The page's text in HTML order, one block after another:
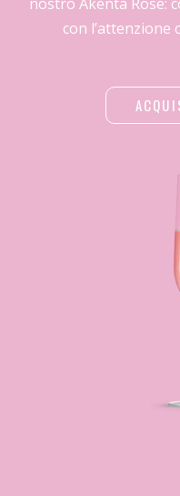
con l’attenzione